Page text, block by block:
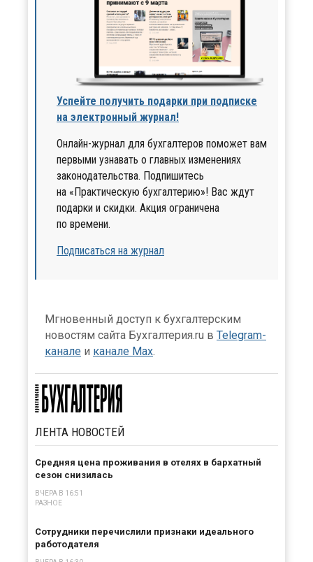
Успейте получить подарки при подписке
на электронный журнал!
Онлайн-журнал для бухгалтеров поможет вам
первыми узнавать о главных изменениях
законодательства. Подпишитесь
на «Практическую бухгалтерию»! Вас ждут
подарки и скидки. Акция ограничена
по времени.
Подписаться на журнал
Мгновенный доступ к бухгалтерским
новостям сайта Бухгалтерия.ru в Telegram-
канале и канале Max
ЛЕНТА НОВОСТЕЙ
Средняя цена проживания в отелях в бархатный
сезон снизилась
ВЧЕРА В 16:51
РАЗНОЕ
Сотрудники перечислили признаки идеального
работодателя